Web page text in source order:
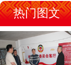
热门图文